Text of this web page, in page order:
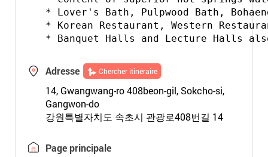
* Lover's Bath, Pulpwood Bath,
* Korean Restaurant, Western
Adresse Chercher itinéraire
14, Gwangwang-ro 408beon-gil, Sokcho-si,
Gangwon-do
강원특별자치도 속초시 관광로408번길 14
Page principale